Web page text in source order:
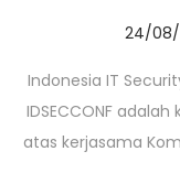
24/08/
Indonesia IT
IDSECCONF
atas kerjasama